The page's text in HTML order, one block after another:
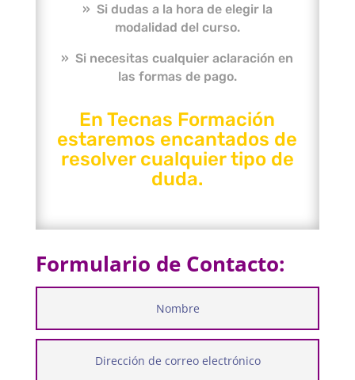
» Si dudas a la hora de elegir la
modalidad del curso.
» Si necesitas cualquier aclaración en
las formas de pago.
En Tecnas Formación
estaremos encantados de
resolver cualquier tipo de
duda.
Formulario de Contacto: